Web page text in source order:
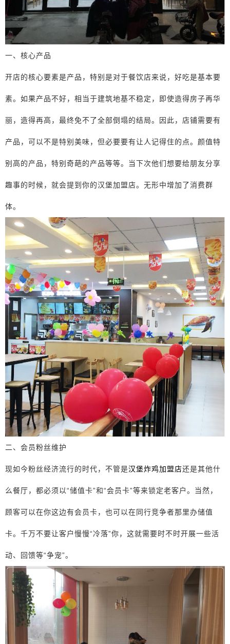
一、核心产品
开店的核心要素是产品，特别是对于餐饮店来说，好吃是基本要
素。如果产品不好，相当于建筑地基不稳定，即使造得房子再华
丽，造得再高，最终免不了全部倒塌的结局。因此，店铺需要有
产品，可以不是特别美味，但必要要有让人记得住的点。颜值特
别高的产品，特别奇葩的产品等等。当下次他们想要给朋友分享
趣事的时候，就会提到你的汉堡加盟店。无形中增加了消费群
体。
二、会员粉丝维护
现如今粉丝经济流行的时代，不管是汉堡炸鸡加盟店还是其他什
么餐厅，都必须以“储值卡”和“会员卡”等来锁定老客户。当然，
顾客可以在你这边有会员卡，也可以在同行竞争者那里办储值
卡。千万不要让客户慢慢“冷落”你，这就需要时不时开展一些活
动、回馈等“争宠”。